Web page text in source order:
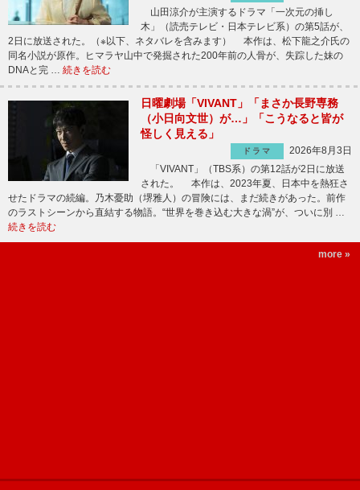
山田涼介が主演するドラマ「一次元の挿し
木」（読売テレビ・日本テレビ系）の第5話が、
2日に放送された。（※以下、ネタバレを含みます） 本作は、松下龍之介氏の
同名小説が原作。ヒマラヤ山中で発掘された200年前の人骨が、失踪した妹の
DNAと完 … 続きを読む
日曜劇場「VIVANT」「まさか長野専務
（小日向文世）が…」「こうなると皆が
怪しく見える」
ドラマ
2026年8月3日
「VIVANT」（TBS系）の第12話が2日に放送
された。 本作は、2023年夏、日本中を熱狂さ
せたドラマの続編。乃木憂助（堺雅人）の冒険には、まだ続きがあった。前作
のラストシーンから直結する物語。“世界を巻き込む大きな渦”が、ついに別 …
続きを読む
more »